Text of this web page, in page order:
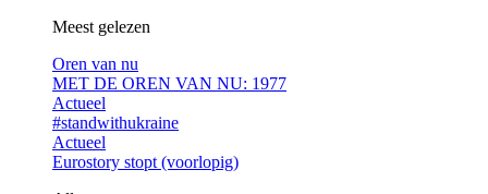
Meest gelezen
Oren van nu
MET DE OREN VAN NU: 1977
Actueel
#standwithukraine
Actueel
Eurostory stopt (voorlopig)